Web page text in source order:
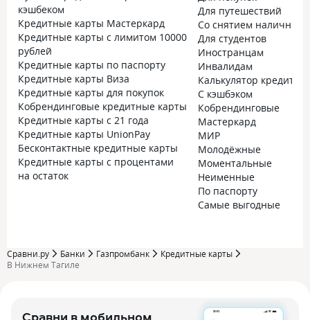
кэшбеком
Кредитные карты Мастеркард
Кредитные карты с лимитом 10000
рублей
Кредитные карты по паспорту
Кредитные карты Виза
Кредитные карты для покупок
Кобрендинговые кредитные карты
Кредитные карты с 21 года
Кредитные карты UnionPay
Бесконтактные кредитные карты
Кредитные карты с процентами
на остаток
Для путешествий
Со снятием наличных
Для студентов
Иностранцам
Инвалидам
Калькулятор
С кэшбэком
Кобрендинговые
Мастеркард
МИР
Молодёжные
Моментальные
Неименные
По паспорту
Самые выгодные
Сравни.ру Банки Газпромбанк
Кредитные карты
В Нижнем Тагиле